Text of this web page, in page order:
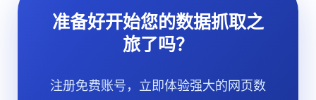
准备好开始您的数据抓取之
旅了吗？
注册免费账号，立即体验强大的网页数